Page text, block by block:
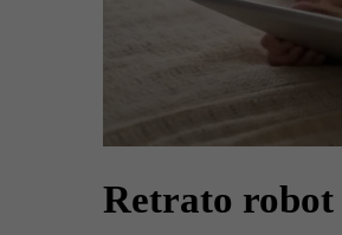
Retrato robot